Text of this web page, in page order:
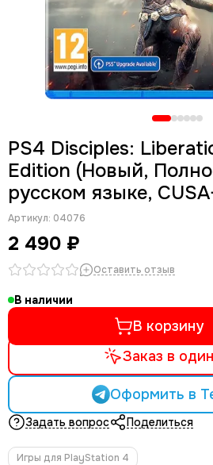
PS4 Disciples:
Edition (Новый,
русском языке,
Артикул: 04076
2 490 ₽
Оставить отзыв
В наличии
В корзину
Заказ в
Оформить в
Задать вопрос Поделиться
Игры для PlayStation 4